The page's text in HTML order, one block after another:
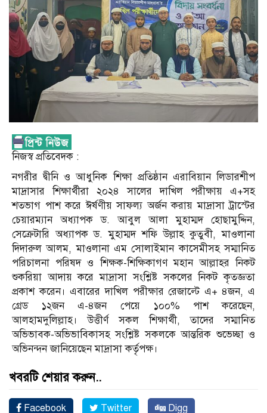
নিজস্ব প্রতিবেদক :
নগরীর দ্বীনি ও আধুনিক শিক্ষা প্রতিষ্ঠান এরাবিয়ান লিডারশীপ
মাদ্রাসার শিক্ষার্থীরা ২০২৪ সালের দাখিল পরীক্ষায় এ+সহ
শতভাগ পাশ করে ঈর্ষণীয় সাফল্য অর্জন করায় মাদ্রাসা ট্রাস্টের
চেয়ারম্যান অধ্যাপক ড. আবুল আলা মুহাম্মদ হোছামুদ্দিন,
সেক্রেটারি অধ্যাপক ড. মুহাম্মদ শফি উল্লাহ কুতুবী, মাওলানা
দিদারুল আলম, মাওলানা এম সোলাইমান কাসেমীসহ সম্মানিত
পরিচালনা পরিষদ ও শিক্ষক-শিক্ষিকাগণ মহান আল্লাহর নিকট
শুকরিয়া আদায় করে মাদ্রাসা সংশ্লিষ্ট সকলের নিকট কৃতজ্ঞতা
প্রকাশ করেন। এবারের দাখিল পরীক্ষার রেজাল্টে এ+ ৪জন, এ
গ্রেড ১২জন এ-৪জন পেয়ে ১০০% পাশ করেছেন,
আলহামদুলিল্লাহ। উত্তীর্ণ সকল শিক্ষার্থী, তাদের সম্মানিত
অভিভাবক-অভিভাবিকাসহ সংশ্লিষ্ট সকলকে আন্তরিক শুভেচ্ছা ও
অভিনন্দন জানিয়েছেন মাদ্রাসা কর্তৃপক্ষ।
খবরটি শেয়ার করুন..
Facebook Twitter Digg